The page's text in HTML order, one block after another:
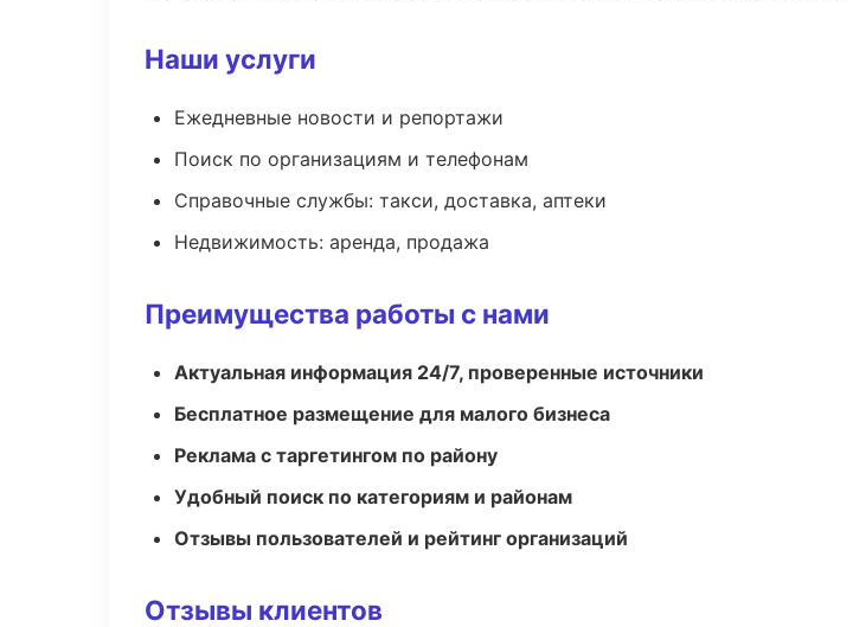
Наши услуги
Ежедневные новости и репортажи
Поиск по организациям и телефонам
Справочные службы: такси, доставка, аптеки
Недвижимость: аренда, продажа
Преимущества работы с нами
Актуальная информация 24/7, проверенные источники
Бесплатное размещение для малого бизнеса
Реклама с таргетингом по району
Удобный поиск по категориям и районам
Отзывы пользователей и рейтинг организаций
Отзывы клиентов